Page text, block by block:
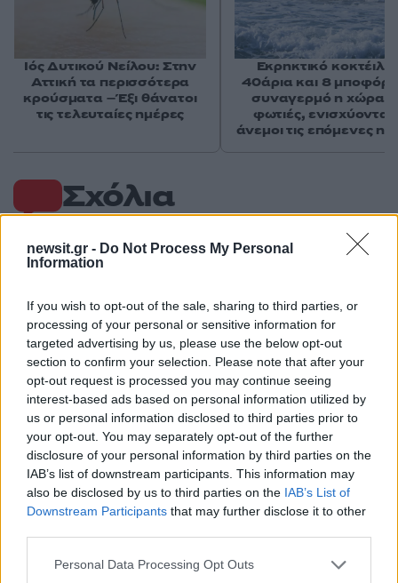
newsit.gr - Do Not Process My Personal
Information
If you wish to opt-out of the sale, sharing to third parties, or
processing of your personal or sensitive information for
targeted advertising by us, please use the below opt-out
section to confirm your selection. Please note that after your
opt-out request is processed you may continue seeing
interest-based ads based on personal information utilized by
us or personal information disclosed to third parties prior to
your opt-out. You may separately opt-out of the further
disclosure of your personal information by third parties on the
IAB’s list of downstream participants. This information may
also be disclosed by us to third parties on the IAB’s List of
Downstream Participants that may further disclose it to other
Please note that this website/app uses one or more Google
Personal Data Processing Opt Outs
Σχόλια
50 /50
2000 /2000
Υποβολή σχολίου
Πολιτική Απορρήτου&Όροι Χρήσηςτης Google.
Ελλάδα
Ιός Δυτικού Νείλου: Στην
Αττική τα περισσότερα
κρούσματα – Έξι θάνατοι
τις τελευταίες ημέρες
Εκρηκτικό κοκτέιλ
40άρια και 8 μποφόρ
συναγερμό η χώρα
φωτιές, ενισχύονται
άνεμοι τις επόμενες